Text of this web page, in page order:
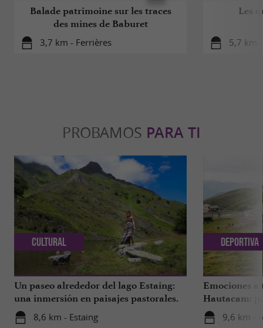
Balade patrimoine sur les traces
des mines de Baburet
3,7 km - Ferrières
Les
5,7 km
PROBAMOS PARA TI
Un paseo alrededor del lago Estaing:
una inmersión en paisajes pastorales.
8,6 km - Estaing
Cultural
Emociones a
Hautacam:
adrenalina!
9,6 km -
Deportiva